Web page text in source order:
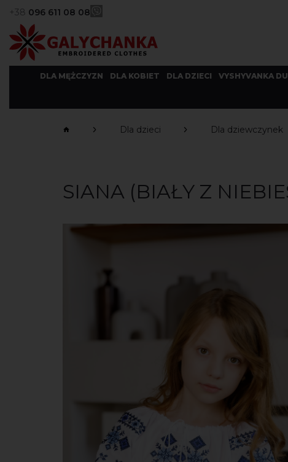
+38 096 611 08 08
DLA MĘŻCZYZN DLA KOBIET DLA DZIECI VYSHYVANKA
Dla dzieci Dla dziewczynek
SIANA (BIAŁY Z